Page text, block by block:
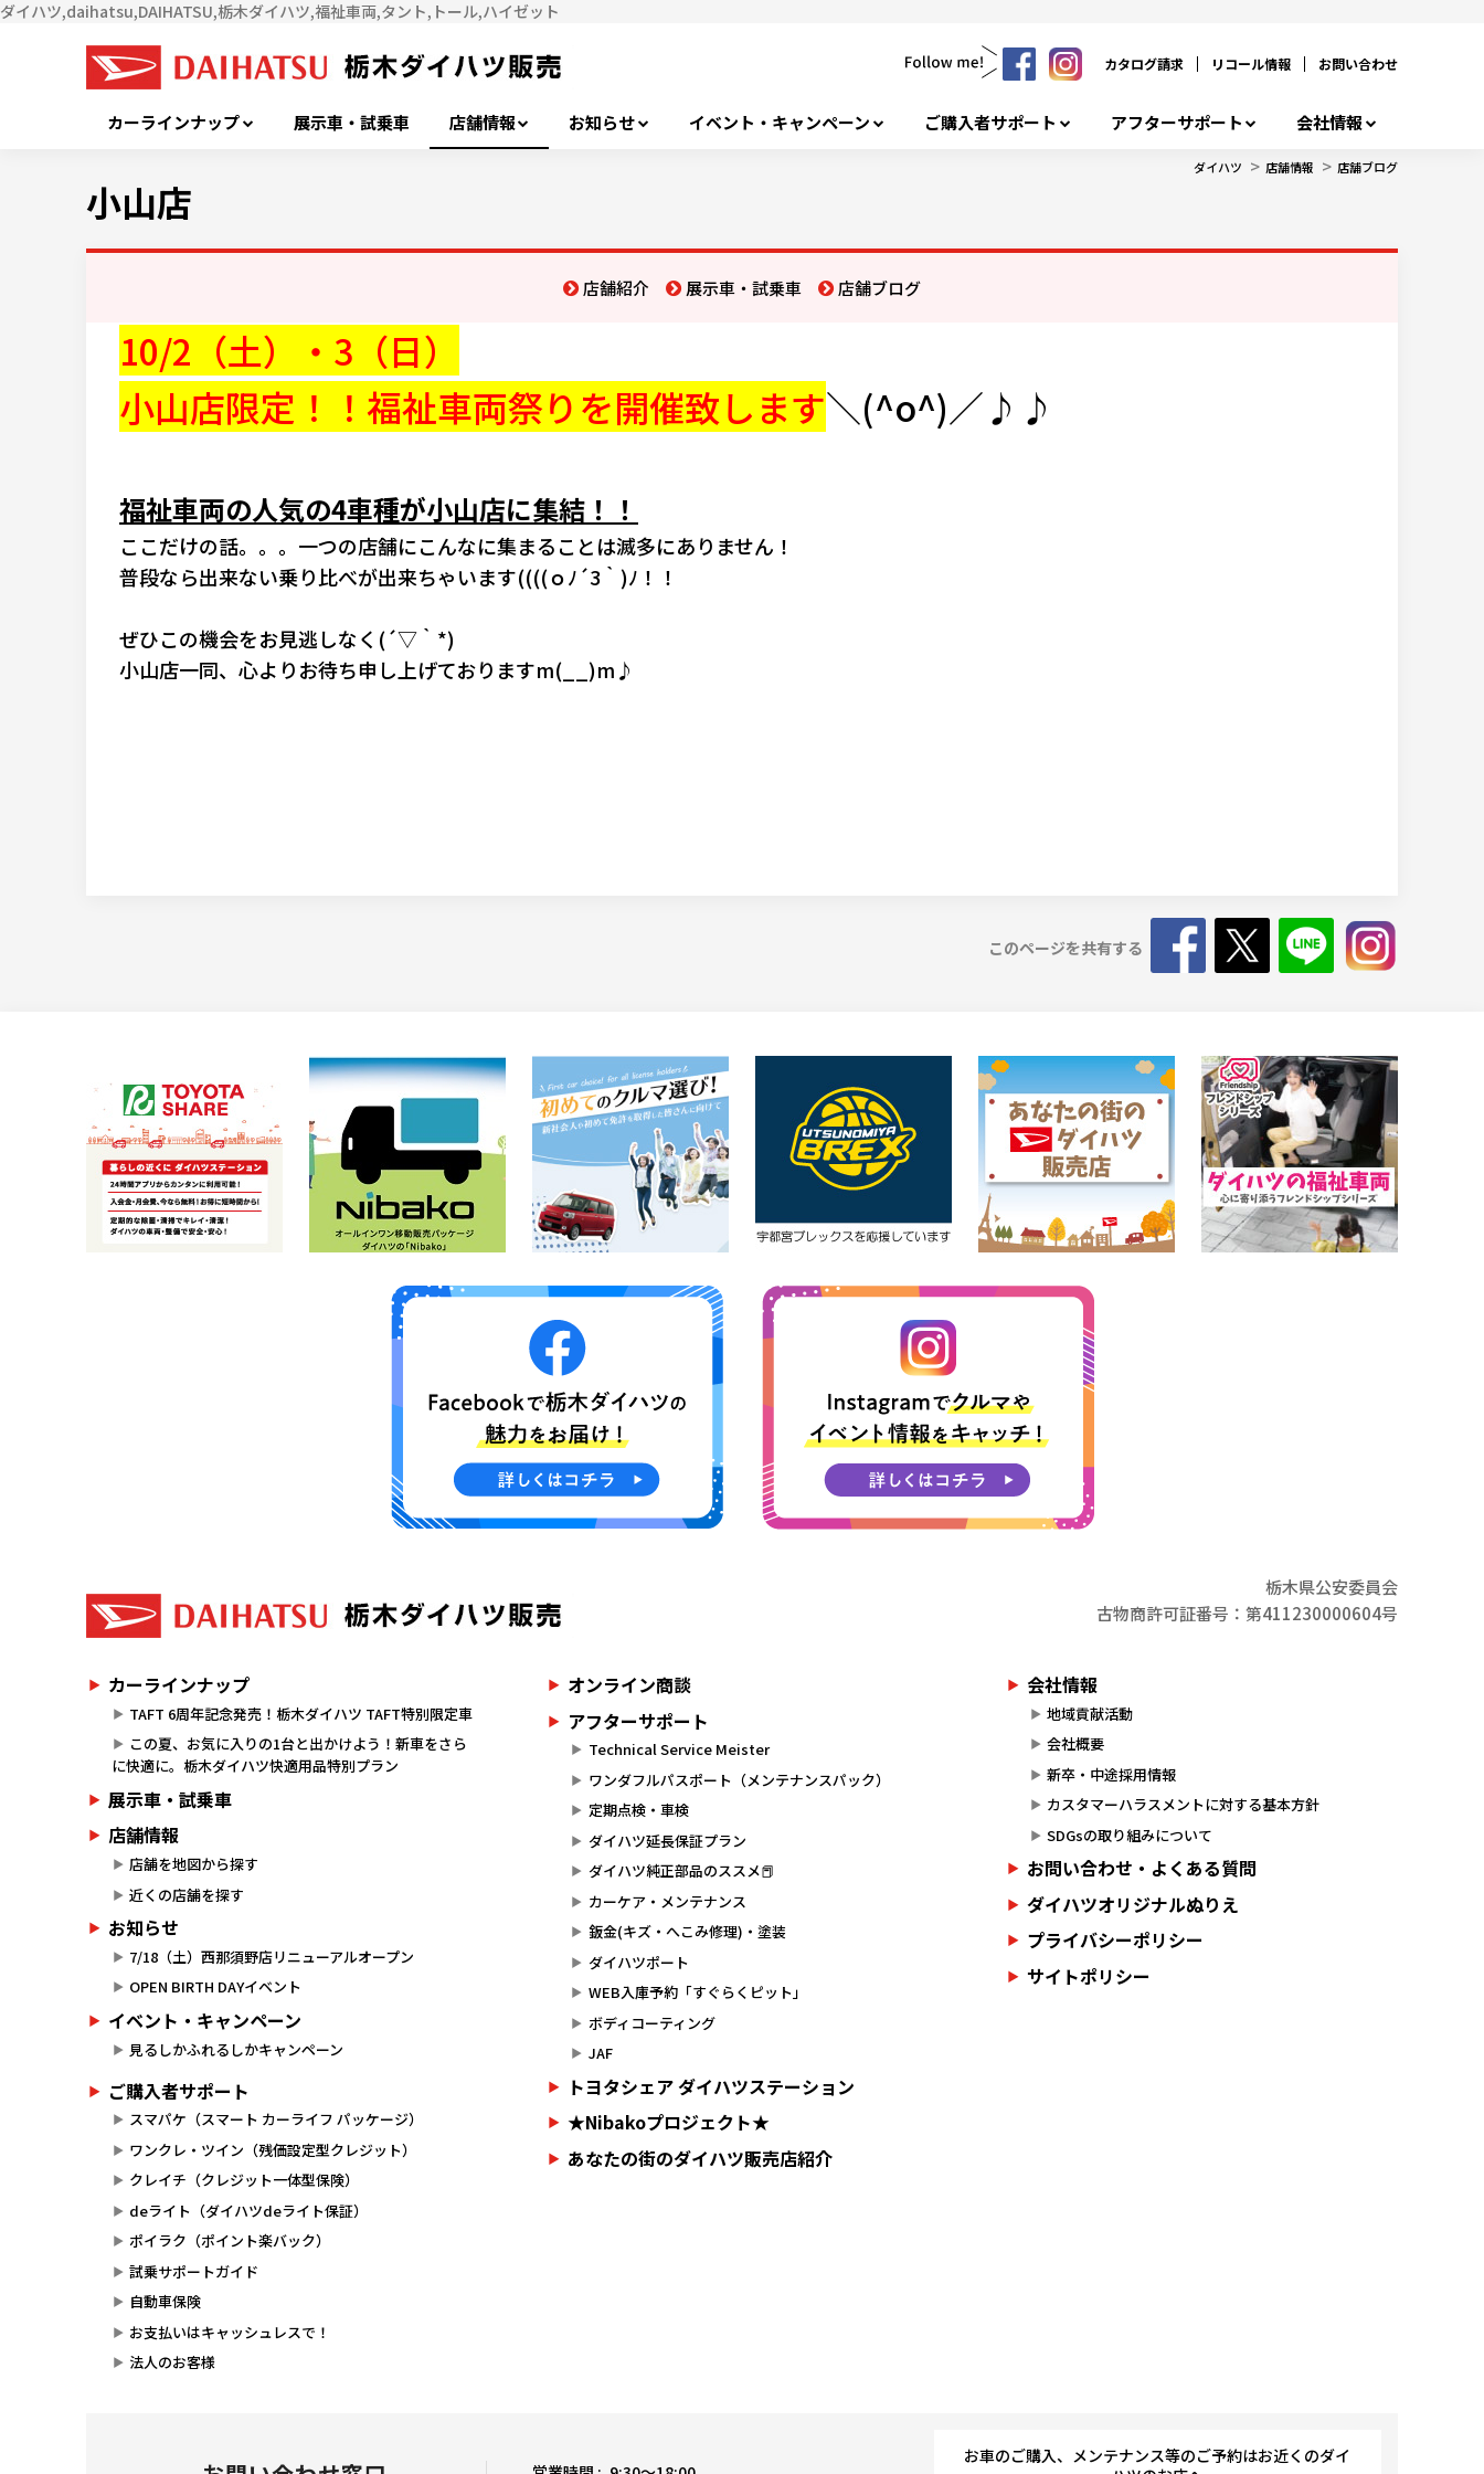
ダイハツ,daihatsu,DAIHATSU,栃木ダイハツ,福祉車両,タント,トール,ハイゼット
カタログ請求 リコール情報 お問い合わせ
カーラインナップ 展示車・試乗車 店舗情報 お知らせ イベント・キャンペーン ご購入者サポート アフターサポート 会社情報
ダイハツ > 店舗情報 > 店舗ブログ
小山店
店舗紹介 展示車・試乗車 店舗ブログ
10/2（土）・3（日）
小山店限定！！ 福祉車両祭りを開催致します＼(^o^)／♪♪
福祉車両の人気の4車種が小山店に集結！！
ここだけの話。。。一つの店舗にこんなに集まることは滅多にありません！
普段なら出来ない乗り比べが出来ちゃいます((((ｏﾉ´3｀)ﾉ！！
ぜひこの機会をお見逃しなく(´▽｀*)
小山店一同、心よりお待ち申し上げておりますm(__)m♪
このページを共有する
栃木県公安委員会
古物商許可証番号：第411230000604号
カーラインナップ
TAFT 6周年記念発売！栃木ダイハツ TAFT特別限定車
この夏、お気に入りの1台と出かけよう！新車をさら
に快適に。栃木ダイハツ快適用品特別プラン
展示車・試乗車
店舗情報
店舗を地図から探す
近くの店舗を探す
お知らせ
7/18（土）西那須野店リニューアルオープン
OPEN BIRTH DAYイベント
イベント・キャンペーン
見るしかふれるしかキャンペーン
ご購入者サポート
スマパケ（スマート カーライフ パッケージ）
ワンクレ・ツイン（残価設定型クレジット）
クレイチ（クレジット一体型保険）
deライト（ダイハツdeライト保証）
ポイラク（ポイント楽バック）
試乗サポートガイド
自動車保険
お支払いはキャッシュレスで！
法人のお客様
オンライン商談
アフターサポート
Technical Service Meister
ワンダフルパスポート（メンテナンスパック）
定期点検・車検
ダイハツ延長保証プラン
ダイハツ純正部品のススメ📕
カーケア・メンテナンス
鈑金(キズ・へこみ修理)・塗装
ダイハツポート
WEB入庫予約「すぐらくピット」
ボディコーティング
JAF
トヨタシェア ダイハツステーション
★Nibakoプロジェクト★
あなたの街のダイハツ販売店紹介
会社情報
地域貢献活動
会社概要
新卒・中途採用情報
カスタマーハラスメントに対する基本方針
SDGsの取り組みについて
お問い合わせ・よくある質問
ダイハツオリジナルぬりえ
プライバシーポリシー
サイトポリシー
お車のご購入、メンテナンス等のご予約はお近くのダイ